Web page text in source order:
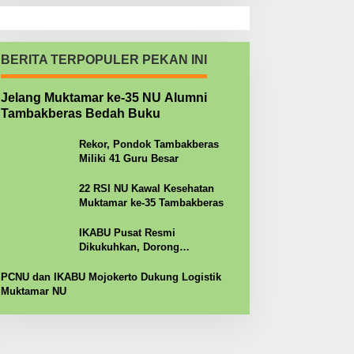
BERITA TERPOPULER PEKAN INI
Jelang Muktamar ke-35 NU Alumni
Tambakberas Bedah Buku
Rekor, Pondok Tambakberas
Miliki 41 Guru Besar
22 RSI NU Kawal Kesehatan
Muktamar ke-35 Tambakberas
IKABU Pusat Resmi
Dikukuhkan, Dorong
PCNU dan IKABU Mojokerto Dukung Logistik
Muktamar NU